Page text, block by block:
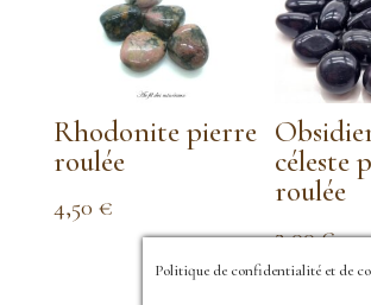
Rhodonite pierre
roulée
4,50 €
céleste
roulée
3,00€ –
Politique de confidentialité et de